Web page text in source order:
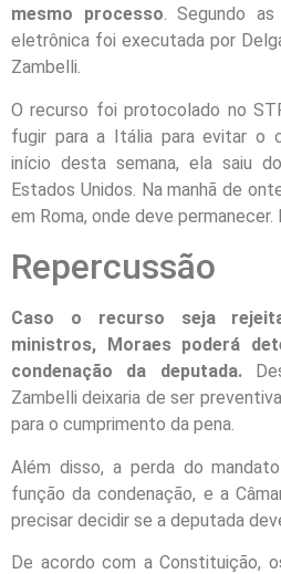
mesmo processo. Segundo as
eletrônica foi executada por
Zambelli.
O recurso foi protocolado no
fugir para a Itália para evitar o
início desta semana, ela saiu
Estados Unidos. Na manhã de
em Roma, onde deve permanecer.
Repercussão
Caso o recurso seja
ministros, Moraes poderá
condenação da deputada.
Zambelli deixaria de ser
para o cumprimento da pena.
Além disso, a perda do
função da condenação, e a
precisar decidir se a deputada
De acordo com a Constituição,